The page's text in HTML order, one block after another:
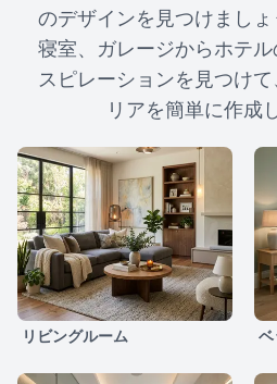
のデザインを見つけまし
寝室、ガレージからホテ
スピレーションを見つけ
リアを簡単に作成
リビングルーム ベ